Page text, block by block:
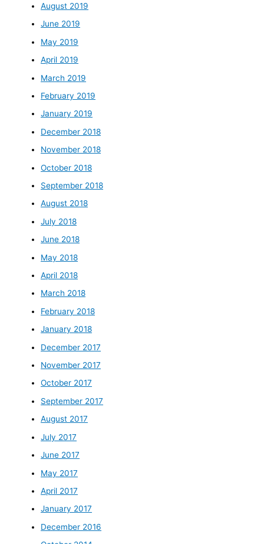
August 2019
June 2019
May 2019
April 2019
March 2019
February 2019
January 2019
December 2018
November 2018
October 2018
September 2018
August 2018
July 2018
June 2018
May 2018
April 2018
March 2018
February 2018
January 2018
December 2017
November 2017
October 2017
September 2017
August 2017
July 2017
June 2017
May 2017
April 2017
January 2017
December 2016